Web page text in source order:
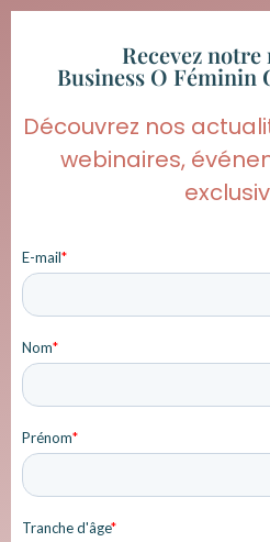
Recevez
Business O Féminin
Découvrez nos
webinaires,